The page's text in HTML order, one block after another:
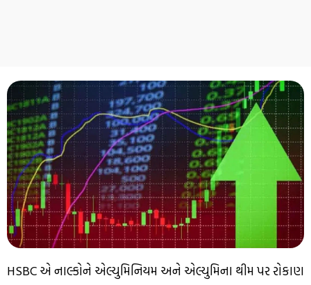
HSBC એ નાલ્કોને એલ્યુમિનિયમ અને એલ્યુમિના થીમ પર રોકાણ